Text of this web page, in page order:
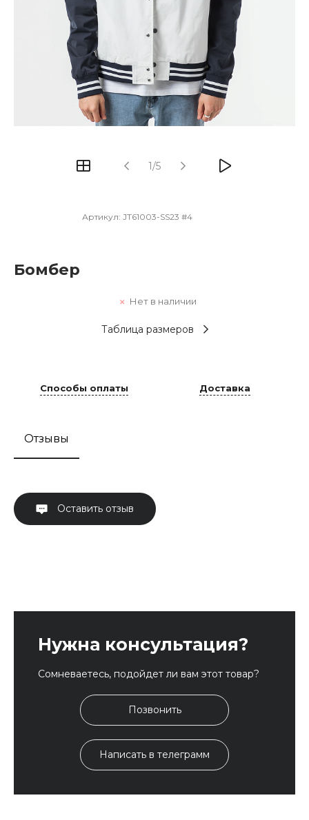
1/5
Артикул: JT61003-SS23 #4
Бомбер
Нет в наличии
Таблица размеров
Способы оплаты Доставка
Отзывы
Оставить отзыв
Нужна консультация?
Сомневаетесь, подойдет ли вам этот товар?
Позвонить
Написать в телеграмм